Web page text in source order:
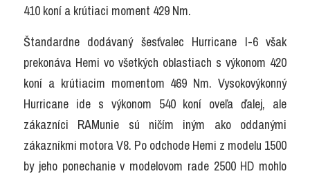
410 koní a krútiaci moment 429 Nm.
Štandardne dodávaný šesťvalec Hurricane I-6 však
prekonáva Hemi vo všetkých oblastiach s výkonom 420
koní a krútiacim momentom 469 Nm. Vysokovýkonný
Hurricane ide s výkonom 540 koní oveľa ďalej, ale
zákazníci RAMunie sú ničím iným ako oddanými
zákazníkmi motora V8. Po odchode Hemi z modelu 1500
by jeho ponechanie v modelovom rade 2500 HD mohlo